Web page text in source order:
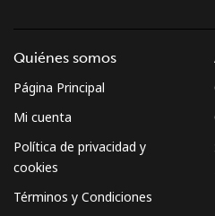
Quiénes somos
Página Principal
Mi cuenta
Política de privacidad y
cookies
Términos y Condiciones